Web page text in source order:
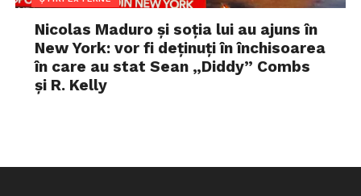
Nicolas Maduro și soția lui au ajuns în
New York: vor fi deținuți în închisoarea
în care au stat Sean „Diddy” Combs
și R. Kelly